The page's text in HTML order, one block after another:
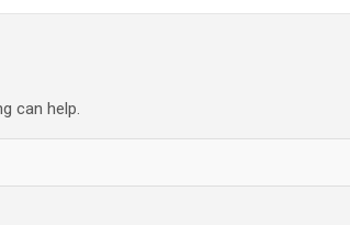
can help.